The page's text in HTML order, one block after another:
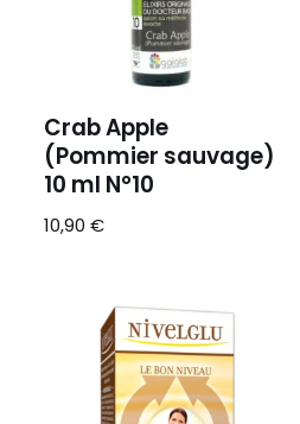
Crab Apple
(Pommier sauvage)
10 ml N°10
10,90€